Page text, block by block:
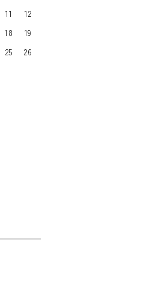
11
12
18
19
25
26